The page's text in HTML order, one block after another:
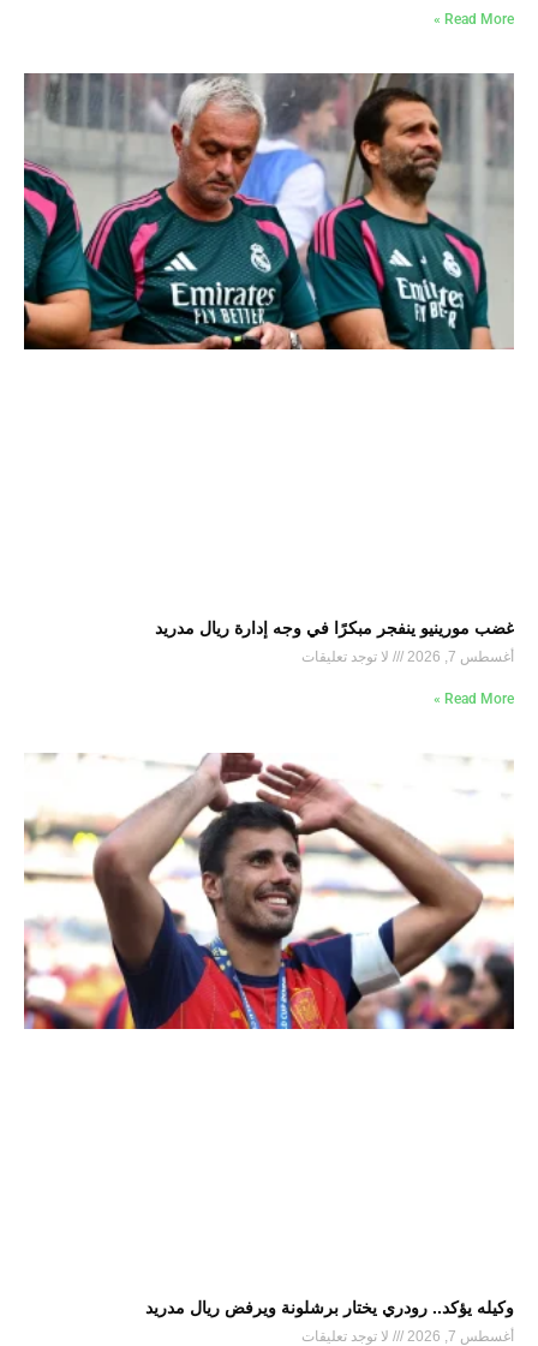
Read More »
غضب مورينيو ينفجر مبكرًا في وجه إدارة ريال مدريد
أغسطس 7, 2026 لا توجد تعليقات
Read More »
وكيله يؤكد.. رودري يختار برشلونة ويرفض ريال مدريد
أغسطس 7, 2026 لا توجد تعليقات